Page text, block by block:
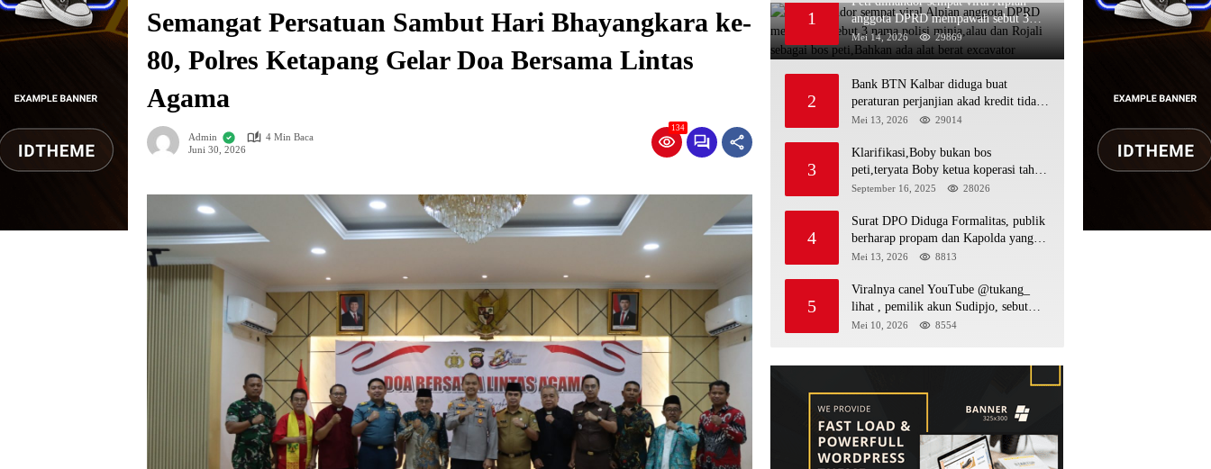
Semangat Persatuan Sambut Hari Bhayangkara ke-
80, Polres Ketapang Gelar Doa Bersama Lintas
Agama
Admin
4 Min Baca
Juni 30, 2026
134
1
anggota DPRD mempawah sebut 3
nama polisi minja,alau dan Rojali
sebagai bos peti,Bahkan ada alat berat
Mei 14, 2026 29869
2
Bank BTN Kalbar diduga buat
peraturan perjanjian akad kredit tidak
mengikuti KUHPerdata debitur awam
dasar hukum
Mei 13, 2026 29014
3
Klarifikasi,Boby bukan bos
peti,teryata Boby ketua koperasi tahta
kencana hulu
September 16, 2025 28026
4
Surat DPO Diduga Formalitas, publik
berharap propam dan Kapolda yang
baru periksa si penerbit surat serta Aph
Mei 13, 2026 8813
5
Viralnya canel YouTube @tukang_
lihat , pemilik akun Sudipjo, sebut
salah satu oknum anggota DPRD
Mei 10, 2026 8554